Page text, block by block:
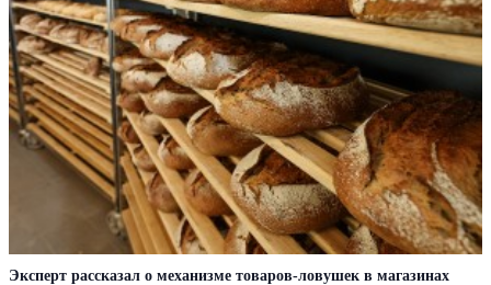
Эксперт рассказал о механизме товаров-ловушек в магазинах